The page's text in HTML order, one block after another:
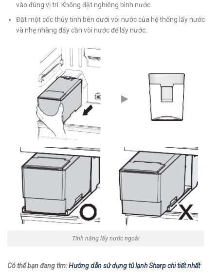
vào đúng vị trí. Không đặt nghiêng bình nước.
Đặt một cốc thủy tinh bên dưới vòi nước của hệ thống lấy nước
và nhẹ nhàng đẩy cần vòi nước để lấy nước.
Tính năng lấy nước ngoài
Có thể bạn đang tìm:Hướng dẫn sử dụng tủ lạnh Sharp chi tiết nhất